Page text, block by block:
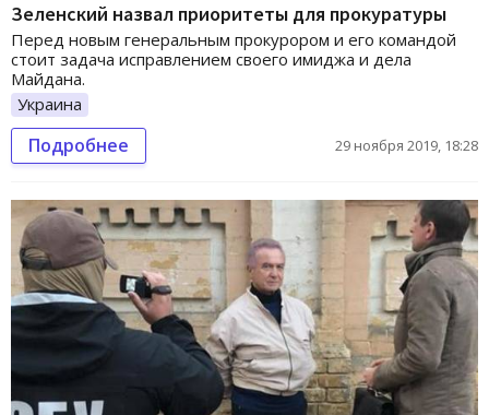
Зеленский назвал приоритеты для прокуратуры
Перед новым генеральным прокурором и его командой
стоит задача исправлением своего имиджа и дела
Майдана.
Украина
Подробнее 29 ноября 2019, 18:28